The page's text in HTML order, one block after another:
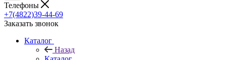
Телефоны
+7(4822)39-44-69
Заказать звонок
Каталог
Назад